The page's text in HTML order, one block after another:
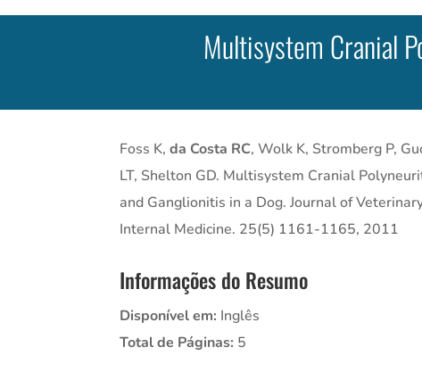
Multisystem Cranial
Foss K,da Costa RC, Wolk K, Stromberg P,
LT, Shelton GD. Multisystem Cranial
and Ganglionitis in a Dog. Journal of
Internal Medicine. 25(5) 1161-1165, 2011
Informações do Resumo
Disponível em: Inglês
Total de Páginas: 5